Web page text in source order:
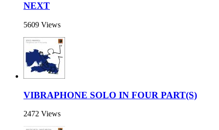
NEXT
5609 Views
VIBRAPHONE SOLO IN FOUR PART(S)
2472 Views